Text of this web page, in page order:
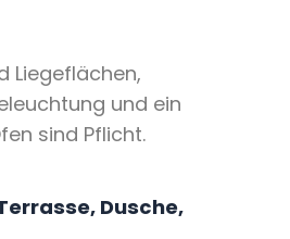
Liegeflächen,
und ein
sind Pflicht.
Dusche,